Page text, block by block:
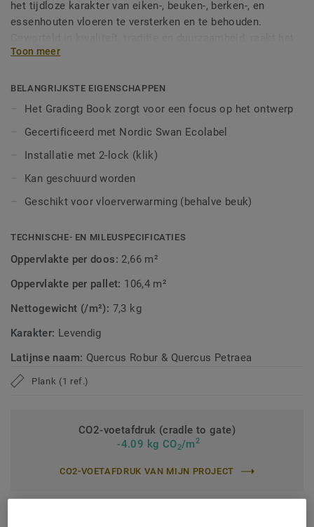
het tijdloze karakter van eiken-, beuken-, berken-, en
essenhouten vloeren te versterken en te behouden.
unieke karakter van elke houtsoort nooit uit de mode.
van elke plank te beschermen.
Toon meer
BELANGRIJKSTE EIGENSCHAPPEN
Het Grading Book zorgt voor een focus op het ontwerp
Gecertificeerd met Nordic Swan Ecolabel
Installatie met 2-lock (klik)
Kan geschuurd worden
Geschikt voor vloerverwarming (behalve beuk)
TECHNISCHE- EN MILEUSPECIFICATIES
Oppervlakte per doos: 2,66 m²
Oppervlakte per pallet: 106,4 m²
Nettogewicht (/m²): 7,3 kg
Karakter: Levendig
Latijnse naam: Quercus Robur & Quercus Petraea
Plank (1 ref.)
CO2-voetafdruk (cradle to gate)
-4.09 kg CO2/m2
CO2-VOETAFDRUK VAN MIJN PROJECT